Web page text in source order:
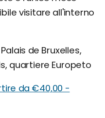
visitare all'interno
Palais de Bruxelles,
quartiere Europeto
da €40,00 -